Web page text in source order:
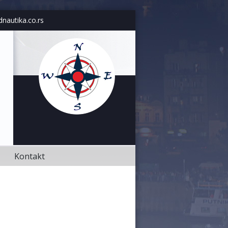
Kontakt
Kontakt